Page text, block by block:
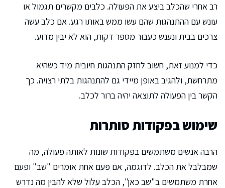
רב אחרי שהכלב ביצע את הפעולה. כלבים מקשרים תגמול או
עונש עם ההתנהגות שהם עשו ממש באותו רגע. אם כלב עשה
צרכים בבית ונענש כעבור מספר דקות, הוא לא יבין מדוע.
כדי למנוע זאת, חשוב לחזק התנהגות חיובית מיד כשהיא
מתרחשת, ולהגיב באופן מיידי גם להתנהגות בלתי רצויה. כך
הקשר בין הפעולה לתוצאה יהיה ברור לכלב.
שימוש בפקודות סותרות
הרבה אנשים משתמשים בפקודות שונות לאותה פעולה, מה
שמבלבל את הכלב. לדוגמה, אם פעם אחת אומרים "שב" ופעם
אחרת משתמשים ב"שב כאן", הכלב עלול שלא להבין מה נדרש